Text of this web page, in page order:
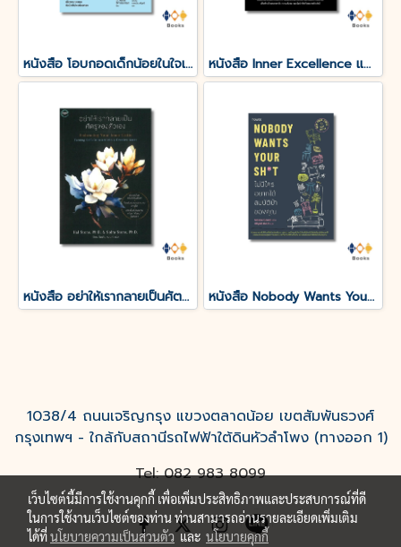
หนังสือ โอบกอดเด็กน้อยในใจเรา (YOUR POCKET THERAPIST) หนังสือ Inner Excellence แกร่งจากข้างใน เรื่องยากแค่ไหนก็ชนะ
หนังสือ อย่าให้เรากลายเป็นศัตรูของตัวเอง หนังสือ Nobody Wants Your Sht ไม่มีใครอยากได้สมบัติบ้าของคุณ
1038/4 ถนนเจริญกรุง แขวงตลาดน้อย เขตสัมพันธวงศ์
กรุงเทพฯ - ใกล้กับสถานีรถไฟฟ้าใต้ดินหัวลำโพง (ทางออก 1)
Tel: 082 983 8099
เว็บไซต์นี้มีการใช้งานคุกกี้ เพื่อเพิ่มประสิทธิภาพและประสบการณ์ที่ดี
ในการใช้งานเว็บไซต์ของท่าน ท่านสามารถอ่านรายละเอียดเพิ่มเติม
ได้ที่นโยบายความเป็นส่วนตัวและ นโยบายคุกกี้